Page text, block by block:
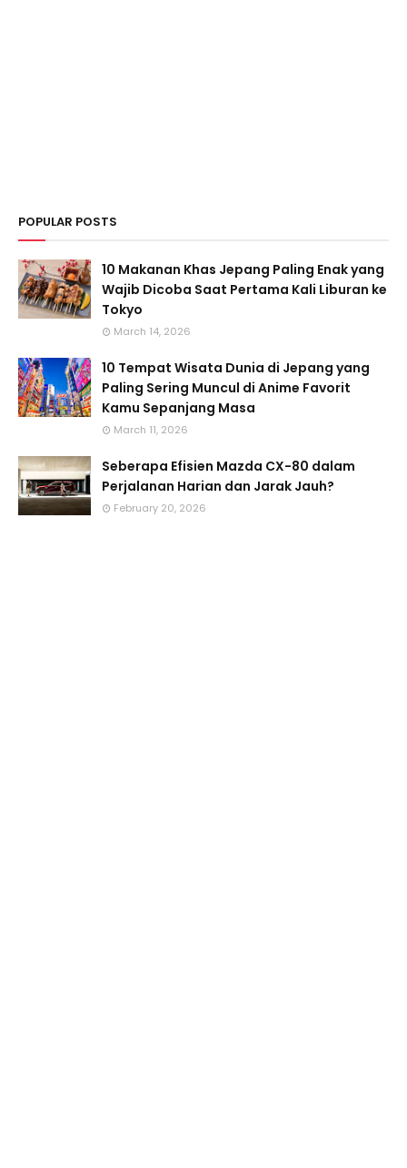
POPULAR POSTS
10 Makanan Khas Jepang Paling Enak yang
Wajib Dicoba Saat Pertama Kali Liburan ke
Tokyo
March 14, 2026
10 Tempat Wisata Dunia di Jepang yang
Paling Sering Muncul di Anime Favorit
Kamu Sepanjang Masa
March 11, 2026
Seberapa Efisien Mazda CX-80 dalam
Perjalanan Harian dan Jarak Jauh?
February 20, 2026